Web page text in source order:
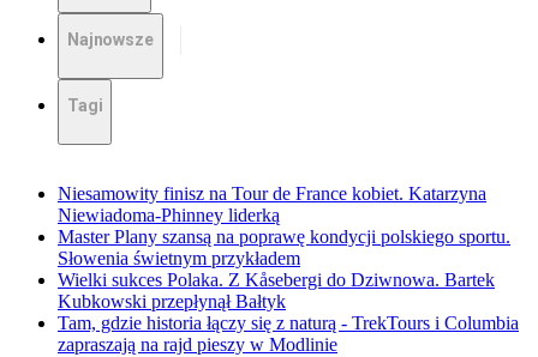
Najnowsze
Tagi
Niesamowity finisz na Tour de France kobiet. Katarzyna
Niewiadoma-Phinney liderką
Master Plany szansą na poprawę kondycji polskiego sportu.
Słowenia świetnym przykładem
Wielki sukces Polaka. Z Kåsebergi do Dziwnowa. Bartek
Kubkowski przepłynął Bałtyk
Tam, gdzie historia łączy się z naturą - TrekTours i Columbia
zapraszają na rajd pieszy w Modlinie